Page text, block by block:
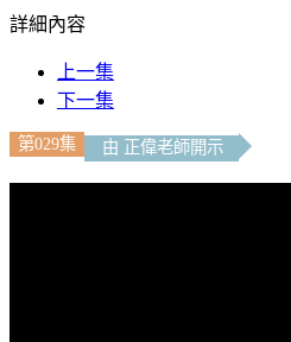
詳細內容
上一集
下一集
第029集 由 正偉老師開示